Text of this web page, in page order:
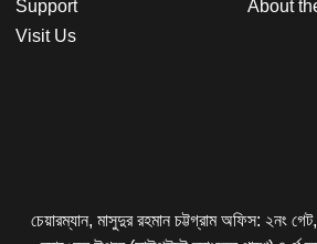
Support
About
Visit Us
চেয়ারম্যান, মাসুদুর রহমান চট্টগ্রাম অফিস: ২নং